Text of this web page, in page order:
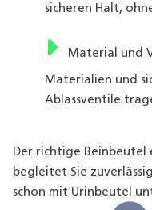
sicheren Halt,
Material und
Materialien und
Ablassventile
Der richtige Beinbeutel
begleitet Sie
schon mit Urinbeutel